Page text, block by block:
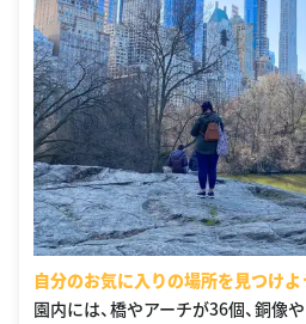
自分のお気に入りの場所を見つけよ
園内には、橋やアーチが36個、銅像